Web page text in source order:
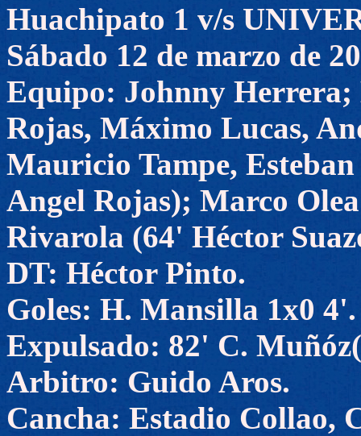
Huachipato 1 v/s
Sábado 12 de marzo de
Equipo: Johnny Herrera;
Rojas, Máximo Lucas,
Mauricio Tampe,
Angel Rojas); Marco
Rivarola (64' Héctor
DT: Héctor Pinto.
Goles: H. Mansilla 1x0 4'.
Expulsado: 82' C.
Arbitro: Guido Aros.
Cancha: Estadio Collao,